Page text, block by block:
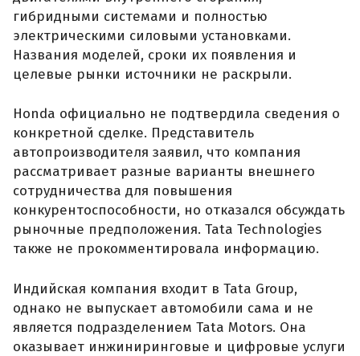
гибридными системами и полностью
электрическими силовыми установками.
Названия моделей, сроки их появления и
целевые рынки источники не раскрыли.
Honda официально не подтвердила сведения о
конкретной сделке. Представитель
автопроизводителя заявил, что компания
рассматривает разные варианты внешнего
сотрудничества для повышения
конкурентоспособности, но отказался обсуждать
рыночные предположения. Tata Technologies
также не прокомментировала информацию.
Индийская компания входит в Tata Group,
однако не выпускает автомобили сама и не
является подразделением Tata Motors. Она
оказывает инжиниринговые и цифровые услуги